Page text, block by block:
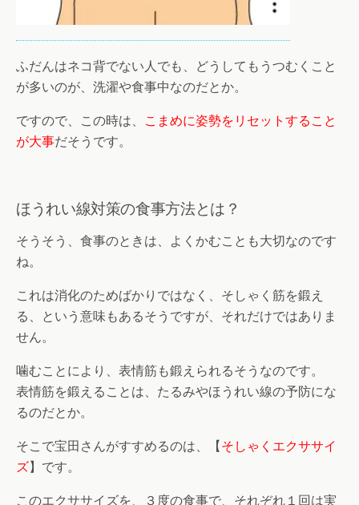
ふだんはネコ背でない人でも、どうしてもうつむくこと
が多いのが、洗濯や食事中なのだとか。
ですので、この時は、
こまめに姿勢をリセットすること
が大事だそうです。
ほうれい線対策の食事方法とは？
そうそう、食事のときは、よくかむことも大切なのです
ね。
これは消化のためばかりではなく、そしゃく筋を鍛え
る、という意味もあるそうですが、それだけではありま
せん。
噛むことにより、表情筋も鍛えられるそうなのです。
表情筋を鍛えることは、たるみやほうれい線の予防にな
るのだとか。
そこで宝田さんがすすめるのは、【 そしゃくエクササイ
ズ】です。
このエクササイズを、３度の食事で、それぞれ１回は実